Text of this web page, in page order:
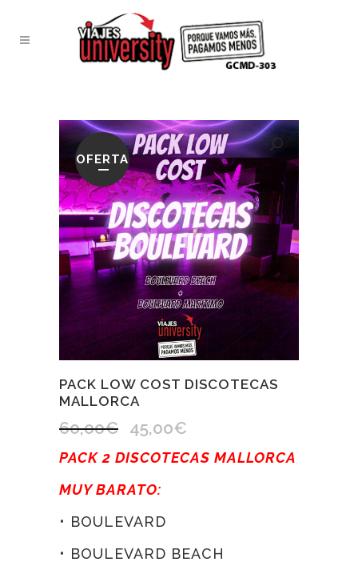
OFERTA
PACK LOW COST DISCOTECAS
MALLORCA
60,00€
El
precio
era:
60,00€.
45,00€
precio
PACK 2 DISCOTECAS MALLORCA
MUY BARATO:
• BOULEVARD
• BOULEVARD BEACH